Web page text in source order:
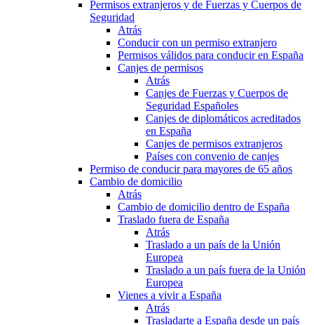
Permisos extranjeros y de Fuerzas y Cuerpos de
Seguridad
Atrás
Conducir con un permiso extranjero
Permisos válidos para conducir en España
Canjes de permisos
Atrás
Canjes de Fuerzas y Cuerpos de
Seguridad Españoles
Canjes de diplomáticos acreditados
en España
Canjes de permisos extranjeros
Países con convenio de canjes
Permiso de conducir para mayores de 65 años
Cambio de domicilio
Atrás
Cambio de domicilio dentro de España
Traslado fuera de España
Atrás
Traslado a un país de la Unión
Europea
Traslado a un país fuera de la Unión
Europea
Vienes a vivir a España
Atrás
Trasladarte a España desde un país